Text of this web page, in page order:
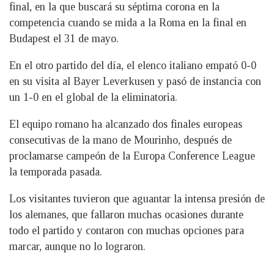
final, en la que buscará su séptima corona en la
competencia cuando se mida a la Roma en la final en
Budapest el 31 de mayo.
En el otro partido del día, el elenco italiano empató 0-0
en su visita al Bayer Leverkusen y pasó de instancia con
un 1-0 en el global de la eliminatoria.
El equipo romano ha alcanzado dos finales europeas
consecutivas de la mano de Mourinho, después de
proclamarse campeón de la Europa Conference League
la temporada pasada.
Los visitantes tuvieron que aguantar la intensa presión de
los alemanes, que fallaron muchas ocasiones durante
todo el partido y contaron con muchas opciones para
marcar, aunque no lo lograron.